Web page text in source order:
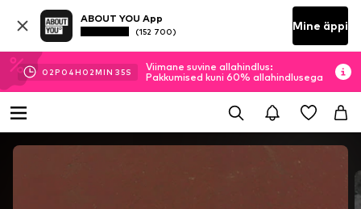
ABOUT YOU App
(152 700) Mine äppi
02P 04H 02MIN 34S
Viimane suvine allahindlus:
Pakkumised kuni 60% allahindlusega